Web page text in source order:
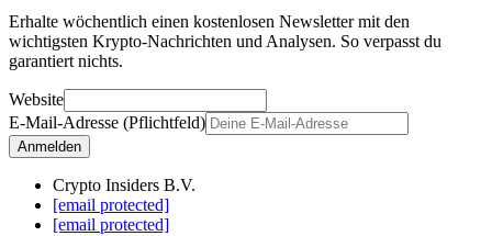
Erhalte wöchentlich einen kostenlosen Newsletter mit den
wichtigsten Krypto-Nachrichten und Analysen. So verpasst du
garantiert nichts.
Website
E-Mail-Adresse (Pflichtfeld)
Anmelden
Crypto Insiders B.V.
[email protected]
[email protected]